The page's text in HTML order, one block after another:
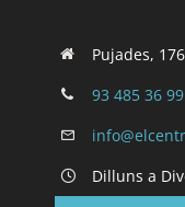
Pujades,
93 485 36 99
Dilluns a